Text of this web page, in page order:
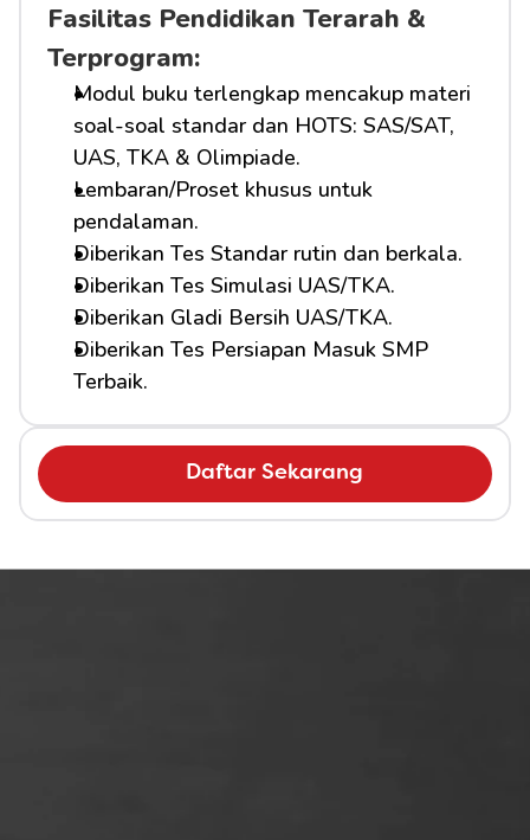
Daftar Sekarang
Fasilitas Pendidikan Terarah &
Terprogram:
Modul buku terlengkap mencakup materi
soal-soal standar dan HOTS: SAS/SAT,
UAS, TKA & Olimpiade.
Lembaran/Proset khusus untuk
pendalaman.
Diberikan Tes Standar rutin dan berkala.
Diberikan Tes Simulasi UAS/TKA.
Diberikan Gladi Bersih UAS/TKA.
Diberikan Tes Persiapan Masuk SMP
Terbaik.